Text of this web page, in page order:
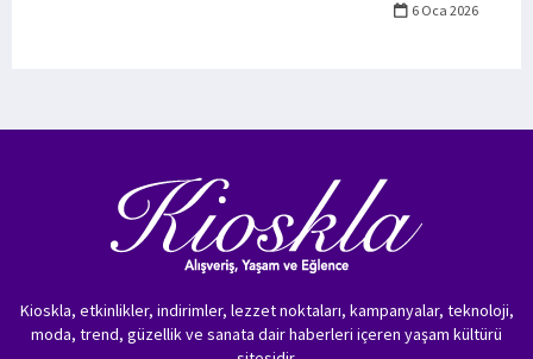
6 Oca 2026
Kioskla, etkinlikler, indirimler, lezzet noktaları, kampanyalar, teknoloji,
moda, trend, güzellik ve sanata dair haberleri içeren yaşam kültürü